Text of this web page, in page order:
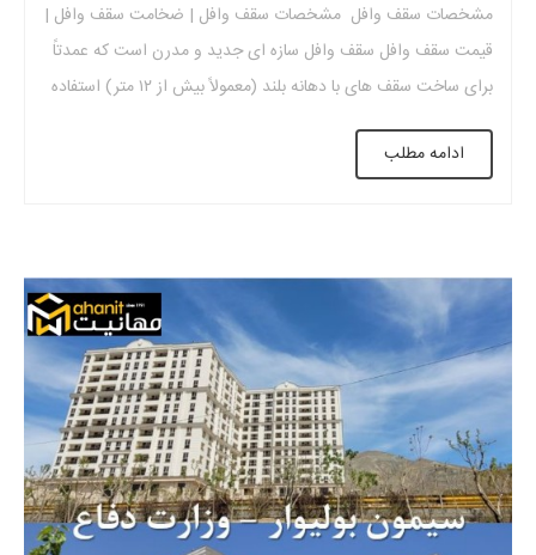
مشخصات سقف وافل مشخصات سقف وافل | ضخامت سقف وافل |
قیمت سقف وافل سقف وافل سازه ای جدید و مدرن است که عمدتاً
برای ساخت سقف های با دهانه بلند (معمولاً بیش از ۱۲ متر) استفاده
می شود. سقف وافل از بتن مسلح ساخته شده است و ظاهری شبیه
شبکه و پنجره دارد. این ساختار […]
ادامه مطلب